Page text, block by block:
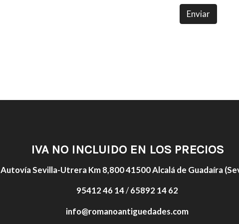
Enviar
IVA NO INCLUIDO EN LOS PRECIOS
Autovía Sevilla-Utrera Km 8,800 41500 Alcalá de Guadaíra
95412 46 14/65892 14 62
info@romanoantiguedades.com